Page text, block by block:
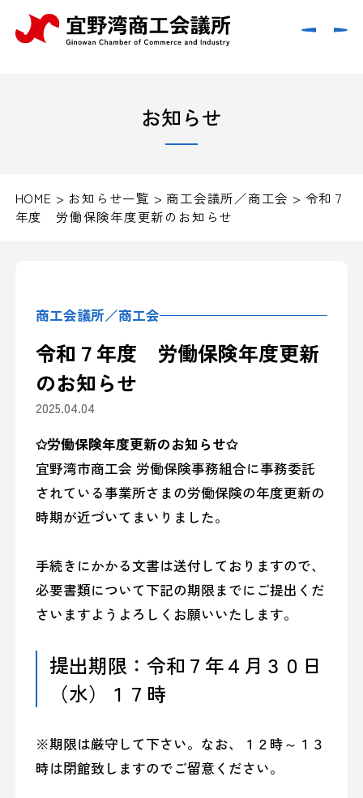
お知らせ
HOME > お知らせ一覧 > 商工会議所／商工会 > 令和７
年度 労働保険年度更新のお知らせ
商工会議所／商工会
令和７年度 労働保険年度更新
のお知らせ
2025.04.04
✩労働保険年度更新のお知らせ✩
宜野湾市商工会 労働保険事務組合に事務委託
されている事業所さまの労働保険の年度更新の
時期が近づいてまいりました。
手続きにかかる文書は送付しておりますので、
必要書類について下記の期限までにご提出くだ
さいますようよろしくお願いいたします。
提出期限：令和７年４月３０日
（水）１７時
※期限は厳守して下さい。なお、１２時～１３
時は閉館致しますのでご留意ください。